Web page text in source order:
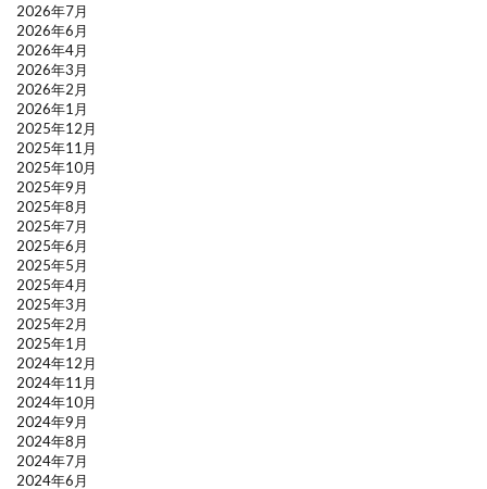
2026年7月
2026年6月
2026年4月
2026年3月
2026年2月
2026年1月
2025年12月
2025年11月
2025年10月
2025年9月
2025年8月
2025年7月
2025年6月
2025年5月
2025年4月
2025年3月
2025年2月
2025年1月
2024年12月
2024年11月
2024年10月
2024年9月
2024年8月
2024年7月
2024年6月